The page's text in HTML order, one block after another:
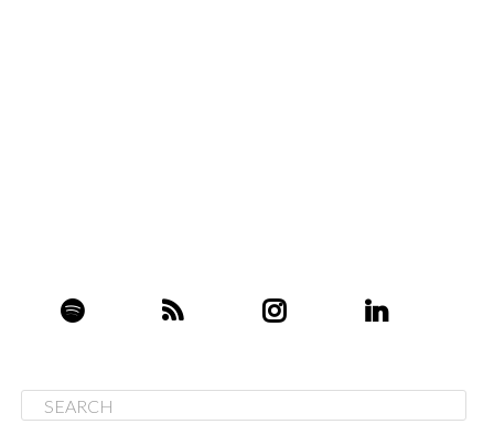
manifestaram interesse formal em comprar a operação
móvel da Oi, dando ignição a um processo que deve ser
já preparou uma proposta.